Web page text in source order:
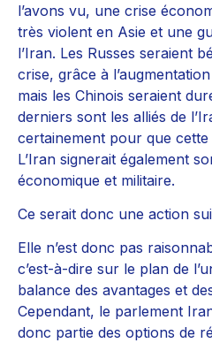
l’avons vu, une crise
très violent en Asie et une
l’Iran. Les Russes seraient
crise, grâce à
mais les Chinois seraient
derniers sont les alliés de
certainement pour que cette
L’Iran signerait également
économique et militaire.
Ce serait donc une action
Elle n’est donc pas
c’est-à-dire sur le plan de
balance des avantages et
Cependant, le parlement
donc partie des options de